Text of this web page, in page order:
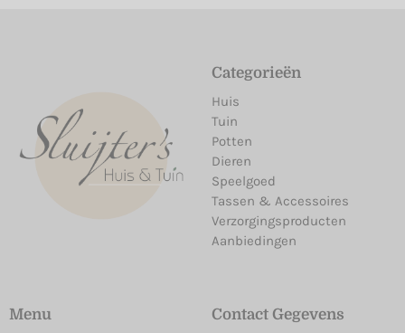
Categorieën
Huis
Tuin
Potten
Dieren
Speelgoed
Tassen & Accessoires
Verzorgingsproducten
Aanbiedingen
Menu Contact Gegevens